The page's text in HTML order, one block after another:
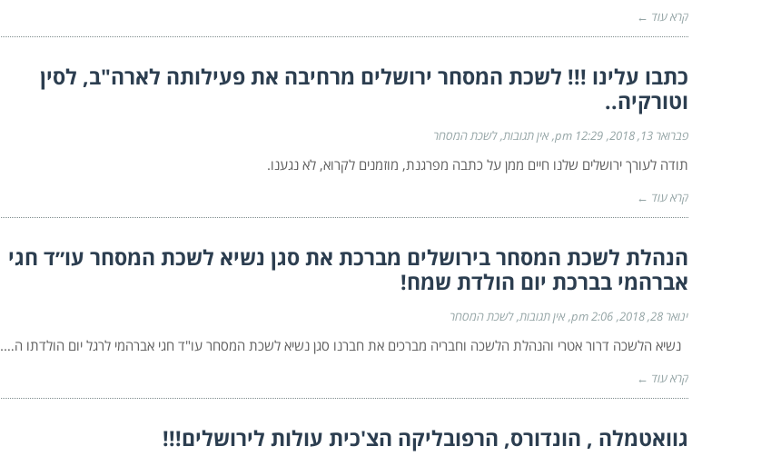
קרא עוד ←
כתבו עלינו !!! לשכת המסחר ירושלים מרחיבה את פעילותה לארה"ב, לסין
וטורקיה..
פברואר 13, 2018 12:29 pm אין תגובות לשכת המסחר
תודה לעורך ירושלים שלנו חיים ממן על כתבה מפרגנת, מוזמנים לקרוא, לא נגענו.
קרא עוד ←
הנהלת לשכת המסחר בירושלים מברכת את סגן נשיא לשכת המסחר ‏עו״ד חגי
אברהמי בברכת יום הולדת שמח!
ינואר 28, 2018 2:06 pm אין תגובות לשכת המסחר
נשיא הלשכה דרור אטרי והנהלת הלשכה וחבריה מברכים את חברנו סגן נשיא לשכת המסחר עו"ד חגי אברהמי לרגל יום הולדתו ה….
קרא עוד ←
גוואטמלה , הונדורס, הרפובליקה הצ'כית עולות לירושלים!!!